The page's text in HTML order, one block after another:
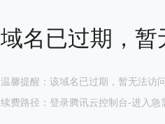
域名已过期，暂
温馨提醒：该域名已过期，暂无法访
续费路径：登录腾讯云控制台-进入